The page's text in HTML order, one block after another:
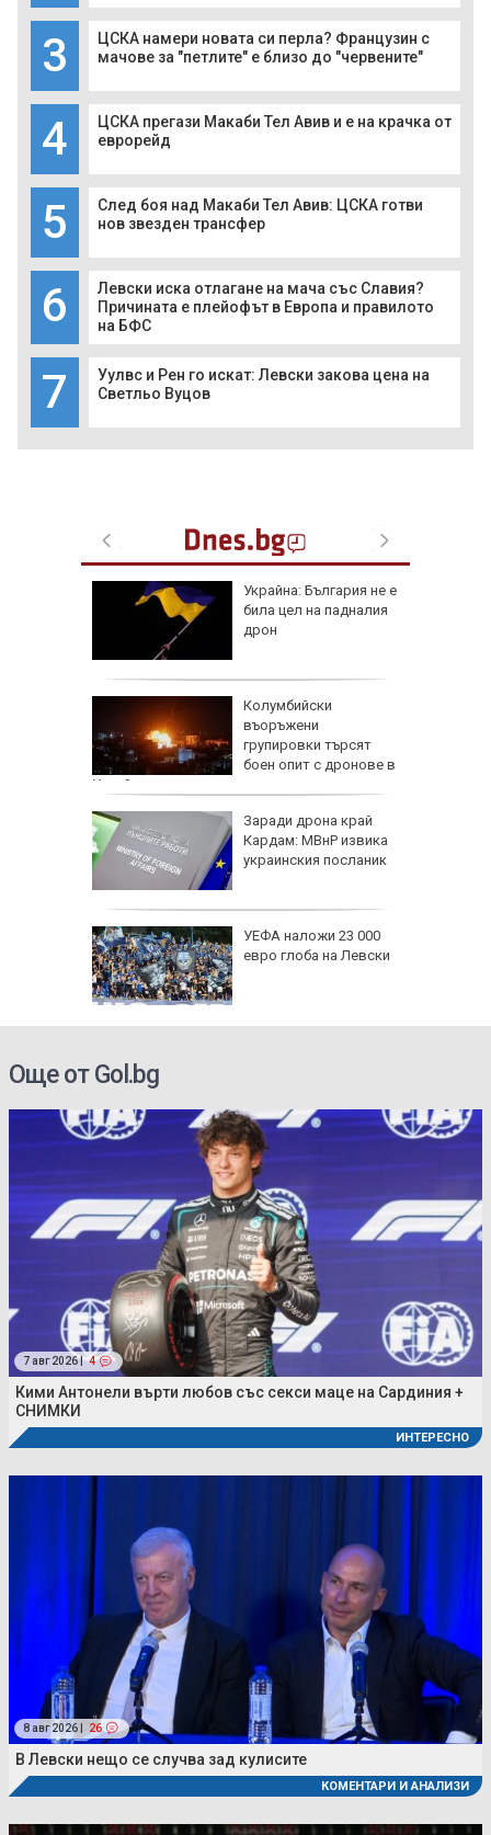
3
ЦСКА намери новата си перла? Французин с
мачове за "петлите" е близо до "червените"
4
ЦСКА прегази Макаби Тел Авив и е на крачка от
еврорейд
5
След боя над Макаби Тел Авив: ЦСКА готви
нов звезден трансфер
6
Левски иска отлагане на мача със Славия?
Причината е плейофът в Европа и правилото
на БФС
7
Уулвс и Рен го искат: Левски закова цена на
Светльо Вуцов
Украйна: България не е
била цел на падналия
дрон
Колумбийски
въоръжени
групировки търсят
боен опит с дронове в
Украйна
Заради дрона край
Кардам: МВнР извика
украинския посланик
УЕФА наложи 23 000
евро глоба на Левски
Още от Gol.bg
7 авг 2026 | 4
Кими Антонели върти любов със секси маце на Сардиния +
СНИМКИ
ИНТЕРЕСНО
8 авг 2026 | 26
В Левски нещо се случва зад кулисите
КОМЕНТАРИ И АНАЛИЗИ